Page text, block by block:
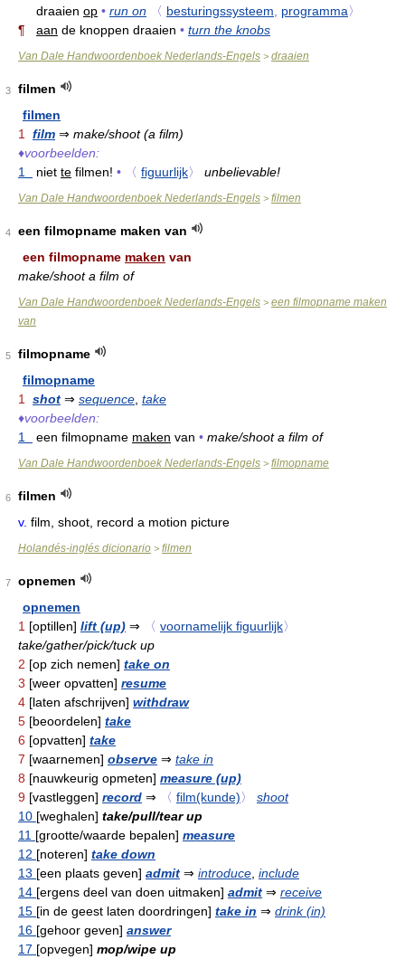
draaien op • run on 〈 besturingssysteem programma〉
¶ aan de knoppen draaien • turn the knobs
Van Dale Handwoordenboek Nederlands-Engels > draaien
3
filmen
filmen
1
film ⇒ make/shoot (a film)
♦voorbeelden:
1
niet te filmen! • 〈 figuurlijk〉 unbelievable!
Van Dale Handwoordenboek Nederlands-Engels > filmen
4
een filmopname maken van
een filmopname maken van
make/shoot a film of
Van Dale Handwoordenboek Nederlands-Engels > een filmopname maken
van
5
filmopname
filmopname
1
shot ⇒ sequence take
♦voorbeelden:
1
een filmopname maken van • make/shoot a film of
Van Dale Handwoordenboek Nederlands-Engels > filmopname
6
filmen
v. film, shoot, record a motion picture
Holandés-inglés dicionario > filmen
7
opnemen
opnemen
1 [optillen] lift (up) ⇒ 〈 voornamelijk figuurlijk〉
take/gather/pick/tuck up
2 [op zich nemen] take on
3 [weer opvatten] resume
4 [laten afschrijven] withdraw
5 [beoordelen] take
6 [opvatten] take
7 [waarnemen] observe ⇒ take in
8 [nauwkeurig opmeten] measure (up)
9 [vastleggen] record ⇒ 〈 film(kunde)〉
shoot
10 [weghalen] take/pull/tear up
11 [grootte/waarde bepalen] measure
12 [noteren] take down
13 [een plaats geven] admit ⇒ introduce include
14 [ergens deel van doen uitmaken] admit ⇒ receive
15 [in de geest laten doordringen] take in ⇒ drink (in)
16 [gehoor geven] answer
17 [opvegen] mop/wipe up